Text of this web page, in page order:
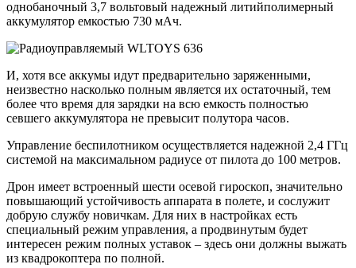
однобаночный 3,7 вольтовый надежный литийполимерный
аккумулятор емкостью 730 мАч.
И, хотя все аккумы идут предварительно заряженными,
неизвестно насколько полным является их остаточный, тем
более что время для зарядки на всю емкость полностью
севшего аккумулятора не превысит полутора часов.
Управление беспилотником осуществляется надежной 2,4 ГГц
системой на максимальном радиусе от пилота до 100 метров.
Дрон имеет встроенный шести осевой гироскоп, значительно
повышающий устойчивость аппарата в полете, и сослужит
добрую службу новичкам. Для них в настройках есть
специальный режим управления, а продвинутым будет
интересен режим полных уставок – здесь они должны выжать
из квадрокоптера по полной.